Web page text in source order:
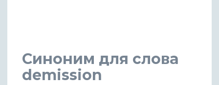
Синоним для слова
demission